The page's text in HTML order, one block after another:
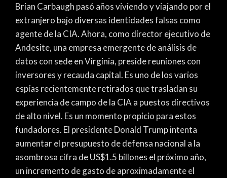
Brian Carbaugh pasó años viviendo y viajando por el
extranjero bajo diversas identidades falsas como
agente de la CIA. Ahora, como director ejecutivo de
Andesite, una empresa emergente de análisis de
datos con sede en Virginia, preside reuniones con
inversores y recauda capital. Es uno de los varios
espías recientemente retirados que trasladan su
experiencia de campo de la CIA a puestos directivos
de alto nivel. Es un momento propicio para estos
fundadores. El presidente Donald Trump intenta
aumentar el presupuesto de defensa nacional a la
asombrosa cifra de US$1.5 billones el próximo año,
un incremento de gasto de aproximadamente el